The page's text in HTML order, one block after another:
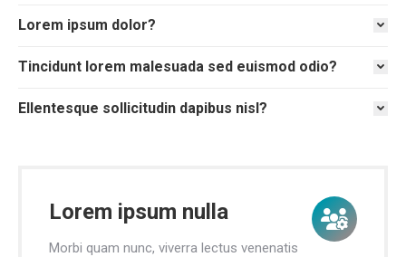
Lorem ipsum dolor?
Tincidunt lorem malesuada sed euismod odio?
Ellentesque sollicitudin dapibus nisl?
Lorem ipsum nulla
Morbi quam nunc, viverra lectus venenatis